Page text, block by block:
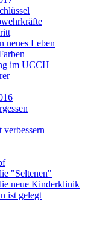
neues Leben
im UCCH
verbessern
"Seltenen"
neue Kinderklinik
ist gelegt